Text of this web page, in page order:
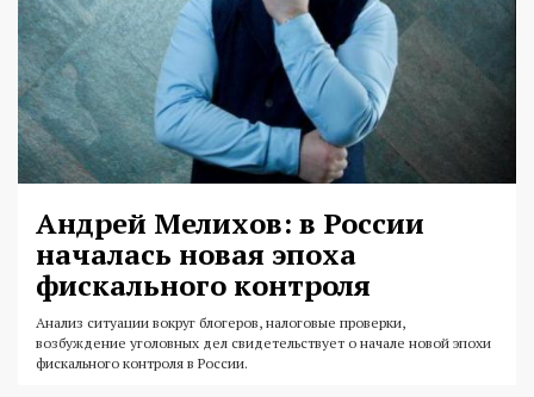
Андрей Мелихов: в России
началась новая эпоха
фискального контроля
Анализ ситуации вокруг блогеров, налоговые проверки,
возбуждение уголовных дел свидетельствует о начале новой эпохи
фискального контроля в России.